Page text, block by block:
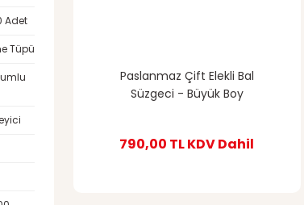
Adet
Tüpü
Paslanmaz Çift Elekli Bal
Süzgeci - Büyük Boy
790,00 TLKDV Dahil